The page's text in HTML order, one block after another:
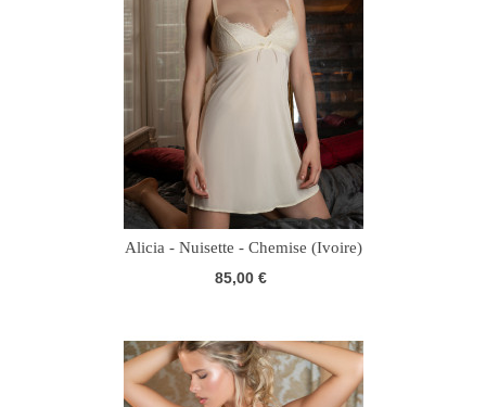
Alicia - Nuisette - Chemise (Ivoire)
85,00 €